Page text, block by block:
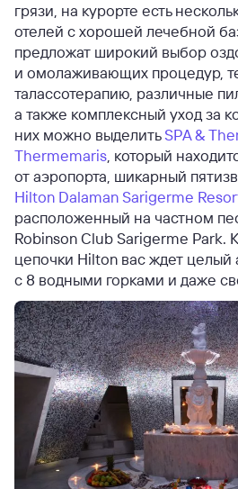
грязи, на курорте есть
отелей с хорошей лечебной
предложат широкий выбор
и омолаживающих процедур,
талассотерапию, различные
а также комплексный уход за
них можно выделитьSPA &
Thermemaris , который
от аэропорта, шикарный
Hilton Dalaman Sarigerme
расположенный на частном
Robinson Club Sarigerme Park.
цепочки Hilton вас ждет целый
с 8 водными горками и даже